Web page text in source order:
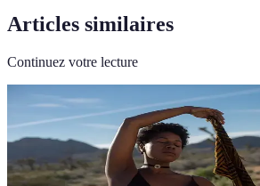
Articles similaires
Continuez votre lecture